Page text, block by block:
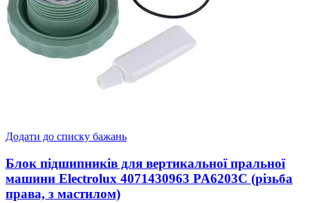
Додати до списку бажань
Блок підшипників для вертикальної пральної
машини Electrolux 4071430963 PA6203C (різьба
права, з мастилом)